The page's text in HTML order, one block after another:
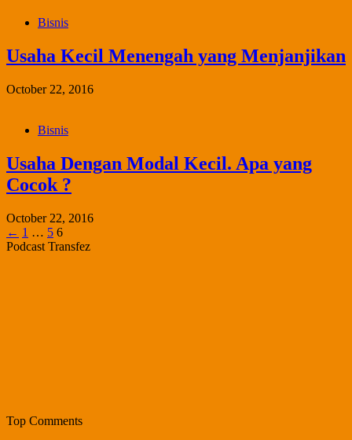
Bisnis
Usaha Kecil Menengah yang Menjanjikan
October 22, 2016
Bisnis
Usaha Dengan Modal Kecil. Apa yang
Cocok ?
October 22, 2016
Posts
pagination
← Page
1 … Page
5 Page
6
Podcast Transfez
Top Comments